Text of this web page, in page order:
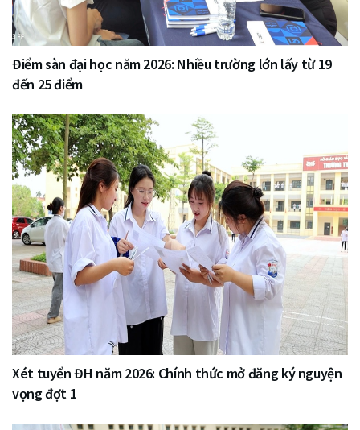
Điểm sàn đại học năm 2026: Nhiều trường lớn lấy từ 19
đến 25 điểm
Xét tuyển ĐH năm 2026: Chính thức mở đăng ký nguyện
vọng đợt 1